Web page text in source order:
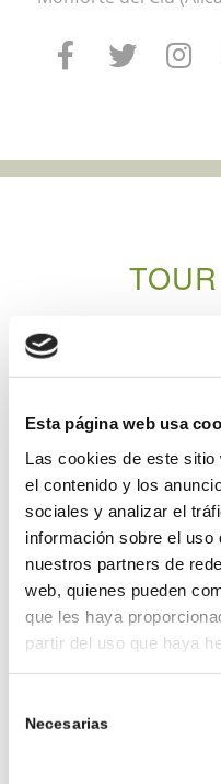
Esta página web usa
Las cookies de este
el contenido y los
sociales y analizar el
información sobre el uso
nuestros partners de
web, quienes pueden
que les haya
partir del uso que haya
Necesarias
ESTE TOUR VIRTUAL